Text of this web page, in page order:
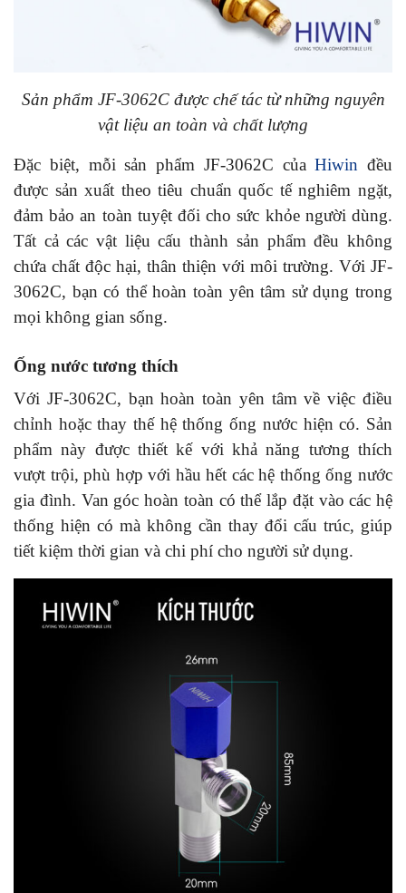
Sản phẩm JF-3062C được chế tác từ những nguyên
vật liệu an toàn và chất lượng
Đặc biệt, mỗi sản phẩm JF-3062C củaHiwin đều
được sản xuất theo tiêu chuẩn quốc tế nghiêm ngặt,
đảm bảo an toàn tuyệt đối cho sức khỏe người dùng.
Tất cả các vật liệu cấu thành sản phẩm đều không
chứa chất độc hại, thân thiện với môi trường. Với JF-
3062C, bạn có thể hoàn toàn yên tâm sử dụng trong
mọi không gian sống.
Ống nước tương thích
Với JF-3062C, bạn hoàn toàn yên tâm về việc điều
chỉnh hoặc thay thế hệ thống ống nước hiện có. Sản
phẩm này được thiết kế với khả năng tương thích
vượt trội, phù hợp với hầu hết các hệ thống ống nước
gia đình. Van góc hoàn toàn có thể lắp đặt vào các hệ
thống hiện có mà không cần thay đổi cấu trúc, giúp
tiết kiệm thời gian và chi phí cho người sử dụng.